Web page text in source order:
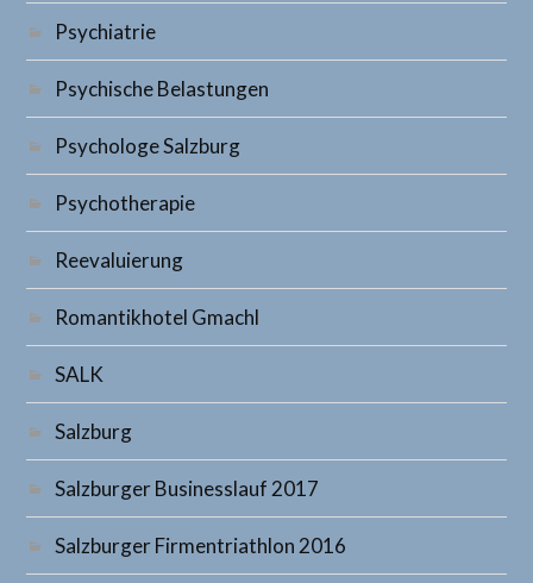
Psychiatrie
Psychische Belastungen
Psychologe Salzburg
Psychotherapie
Reevaluierung
Romantikhotel Gmachl
SALK
Salzburg
Salzburger Businesslauf 2017
Salzburger Firmentriathlon 2016